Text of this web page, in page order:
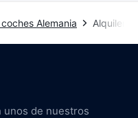
Alemania Alquiler
unos de nuestros